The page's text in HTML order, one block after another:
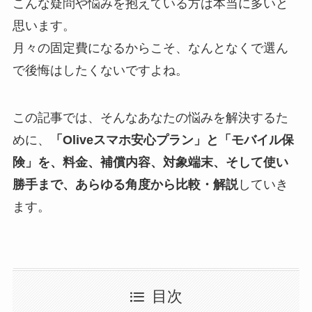
こんな疑問や悩みを抱えている方は本当に多いと
思います。
月々の固定費になるからこそ、なんとなくで選ん
で後悔はしたくないですよね。
この記事では、そんなあなたの悩みを解決するた
めに、
「Oliveスマホ安心プラン」と「モバイル保
険」を、料金、補償内容、対象端末、そして使い
勝手まで、あらゆる角度から比較・解説していき
ます。
目次